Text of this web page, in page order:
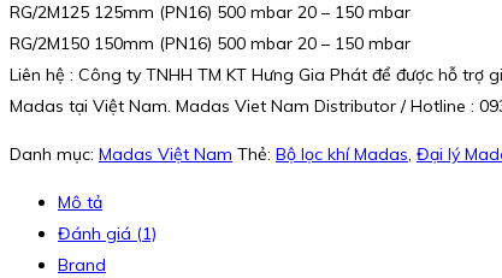
RG/2M125 125mm (PN16) 500 mbar 20 – 150 mbar
RG/2M150 150mm (PN16) 500 mbar 20 – 150 mbar
Liên hệ : Công ty TNHH TM KT Hưng Gia Phát để được hỗ
Madas tại Việt Nam. Madas Viet Nam Distributor / Hotline :
Danh mục: Madas Việt Nam Thẻ: Bộ lọc khí Madas, Đại lý
Mô tả
Đánh giá (1)
Brand